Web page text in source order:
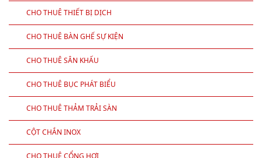
CHO THUÊ THIẾT BỊ SỰ KIỆN
CHO THUÊ ÂM THANH ÁNH SÁNG
CHO THUÊ MÁY CHIẾU, MÀN CHIẾU
CHO THUÊ THIẾT BỊ DỊCH
CHO THUÊ BÀN GHẾ SỰ KIỆN
CHO THUÊ SÂN KHẤU
CHO THUÊ BỤC PHÁT BIỂU